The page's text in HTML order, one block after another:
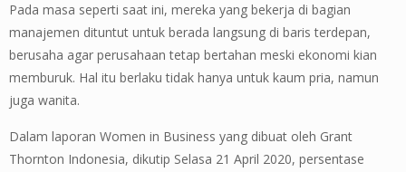
Pada masa seperti saat ini, mereka yang bekerja di bagian
manajemen dituntut untuk berada langsung di baris terdepan,
berusaha agar perusahaan tetap bertahan meski ekonomi kian
memburuk. Hal itu berlaku tidak hanya untuk kaum pria, namun
juga wanita.
Dalam laporan Women in Business yang dibuat oleh Grant
Thornton Indonesia, dikutip Selasa 21 April 2020, persentase